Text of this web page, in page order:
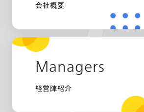
会社概要
Managers
経営陣紹介